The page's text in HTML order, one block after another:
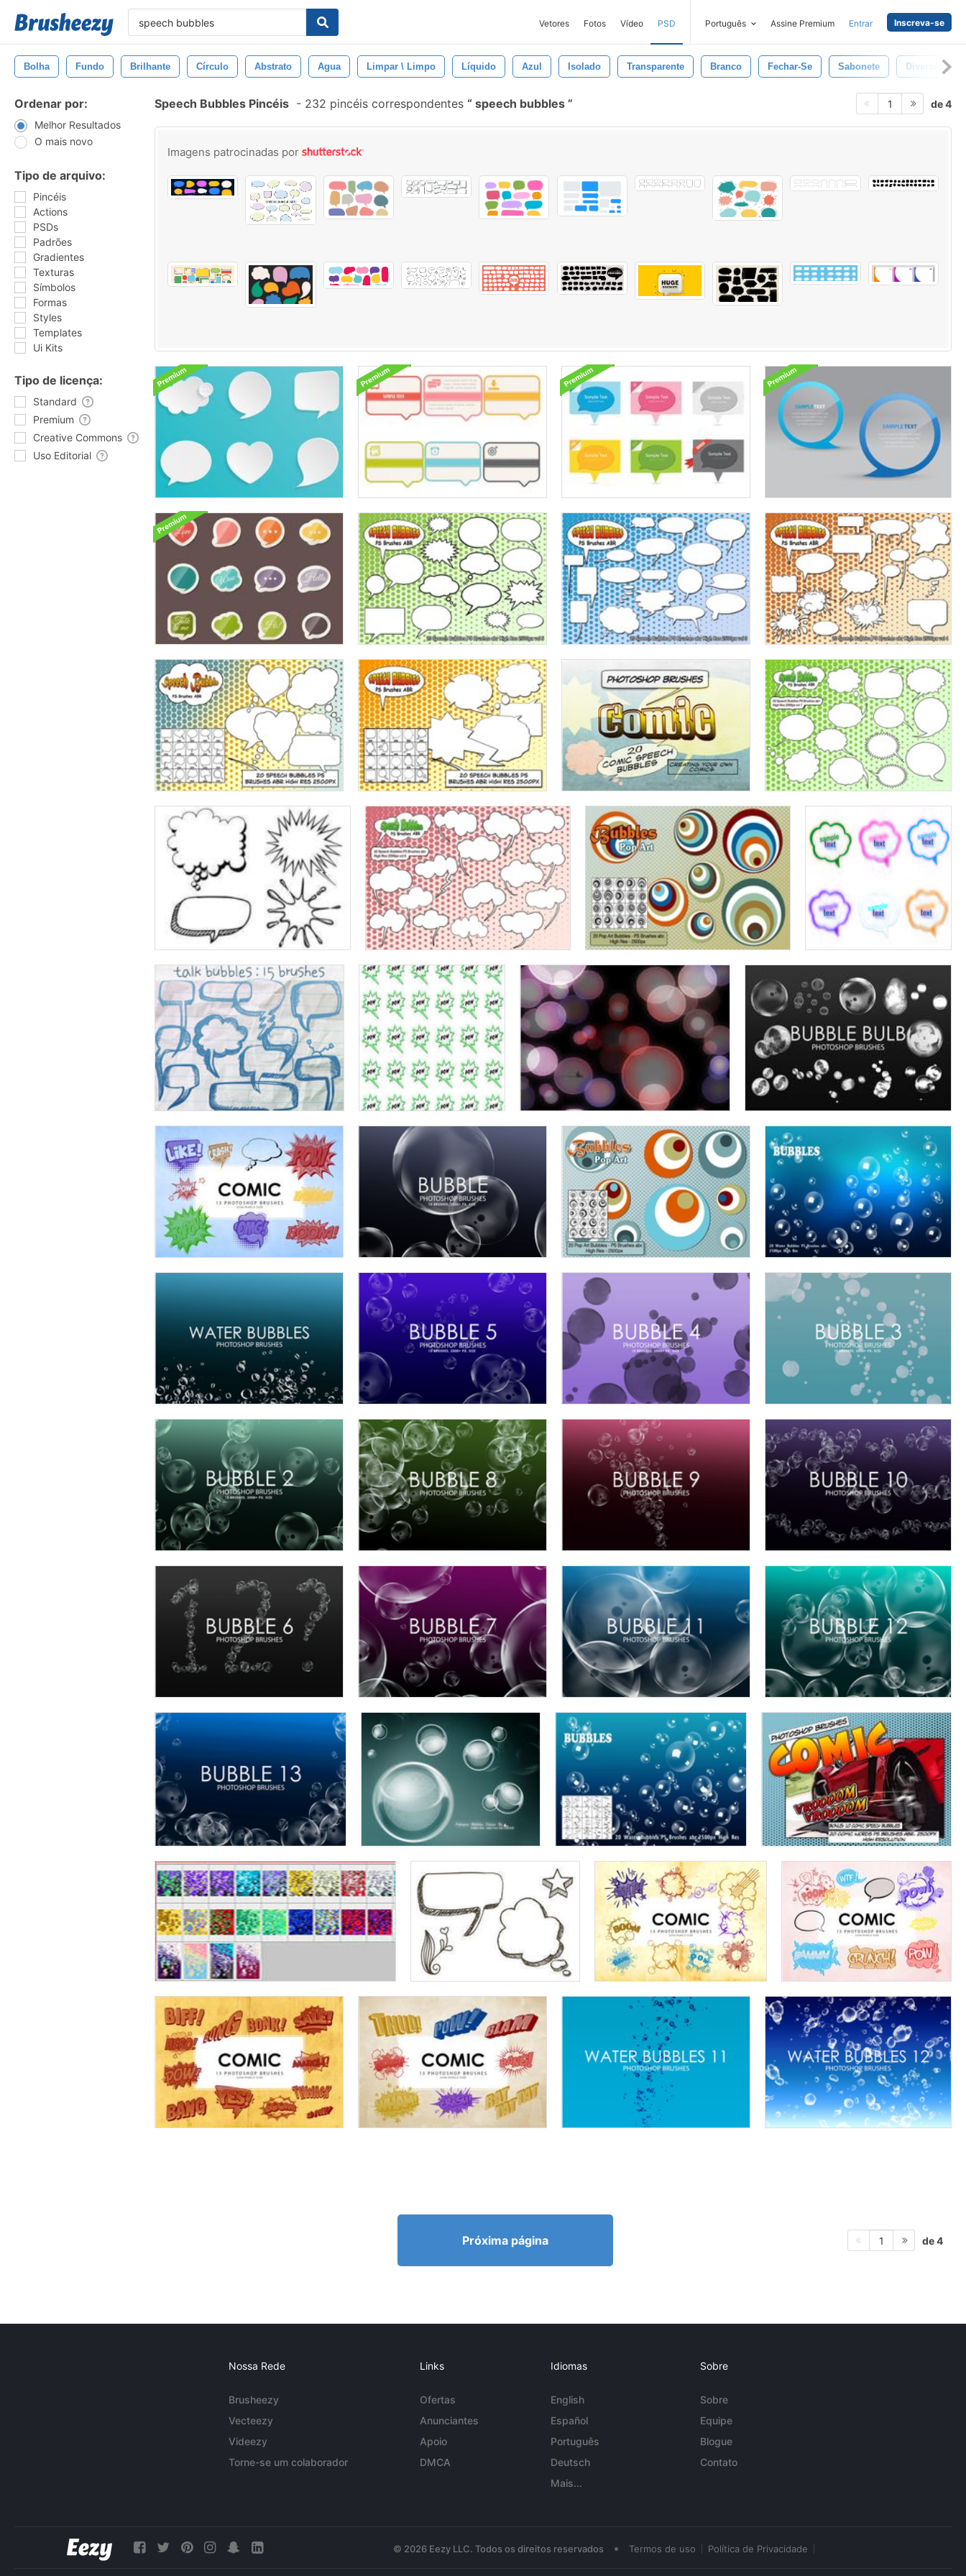
Vetores Fotos Vídeo PSD Português Assine Premium Entrar Inscreva-se
Bolha Fundo Brilhante Círculo Abstrato Agua Limpar \ Limpo Líquido Azul Isolado Transparente Branco Fechar-Se Sabonete Diversão
Ordenar por:
Melhor Resultados
O mais novo
Tipo de arquivo:
Pincéis
Actions
PSDs
Padrões
Gradientes
Texturas
Símbolos
Formas
Styles
Templates
Ui Kits
Tipo de licença:
Standard
Premium
Creative Commons
Uso Editorial
Speech Bubbles Pincéis - 232 pincéis correspondentes speech bubbles 1 de 4
Imagens patrocinadas por
Próxima página 1 de 4
Nossa Rede
Brusheezy
Vecteezy
Videezy
Torne-se um colaborador
Links
Ofertas
Anunciantes
Apoio
DMCA
Idiomas
English
Español
Português
Deutsch
Mais...
Sobre
Sobre
Equipe
Blogue
Contato
© 2026 Eezy LLC. Todos os direitos reservados • Termos de uso Política de Privacidade